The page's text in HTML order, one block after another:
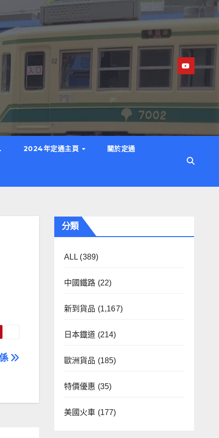
2024年定通主頁 關於定通
分類
ALL (389)
中國鐵路 (22)
新到貨品 (1,167)
日本鐡道 (214)
歐洲貨品 (185)
特價優惠 (35)
美國火車 (177)